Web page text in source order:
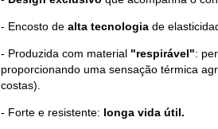
- Encosto de alta tecnologia de
- Produzida com material "respirável":
proporcionando uma sensação térmica
costas).
- Forte e resistente: longa vida útil.